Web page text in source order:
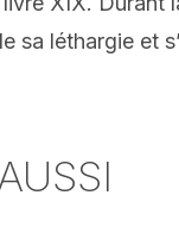
sa léthargie et